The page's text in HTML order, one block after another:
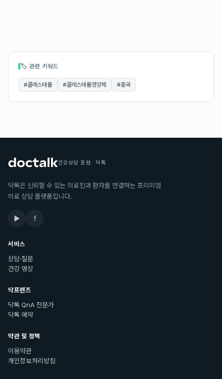
🏷 관련 키워드
#콜레스테롤 #콜레스테롤영양제 #홍국
건강상담 포럼 · 닥톡
닥톡은 신뢰할 수 있는 의료진과 환자를 연결하는 프리미엄
의료 상담 플랫폼입니다.
▶ f
서비스
상담·질문
건강 영상
닥프렌즈
닥톡 QnA 전문가
닥톡 예약
약관 및 정책
이용약관
개인정보처리방침